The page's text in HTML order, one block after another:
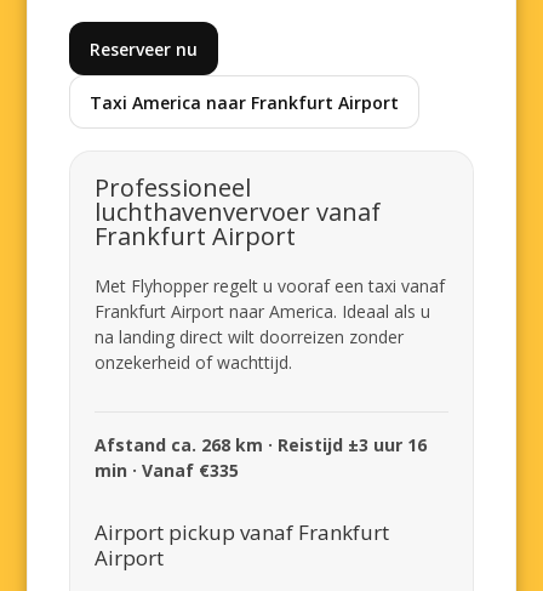
Reserveer nu
Taxi America naar Frankfurt Airport
Professioneel
luchthavenvervoer vanaf
Frankfurt Airport
Met Flyhopper regelt u vooraf een taxi vanaf
Frankfurt Airport naar America. Ideaal als u
na landing direct wilt doorreizen zonder
onzekerheid of wachttijd.
Afstand ca. 268 km · Reistijd ±3 uur 16
min · Vanaf €335
Airport pickup vanaf Frankfurt
Airport